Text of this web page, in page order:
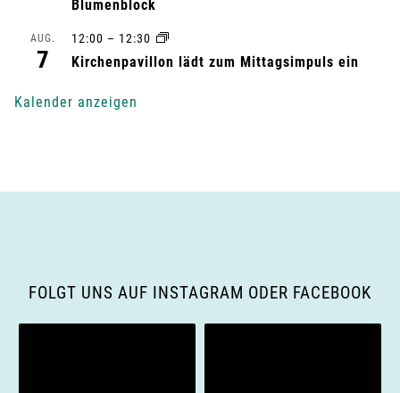
-
a
Blumenblock
AUG.
7
12:00 – 12:30
Kirchenpavillon lädt zum Mittagsimpuls ein
Kalender anzeigen
FOLGT UNS AUF INSTAGRAM ODER FACEBOOK